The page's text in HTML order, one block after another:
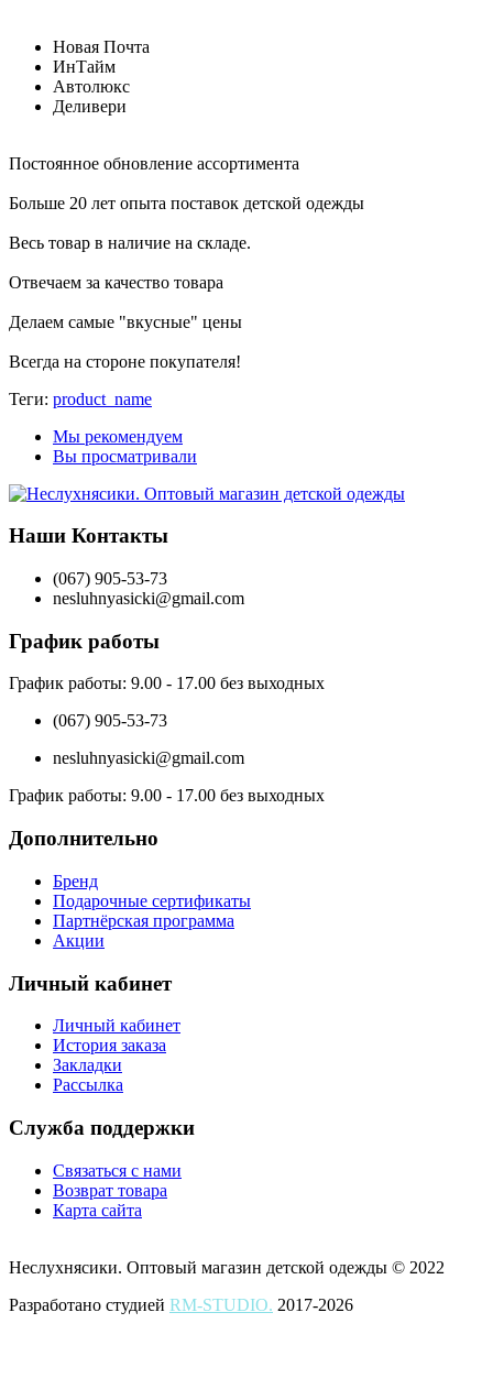
Новая Почта
ИнТайм
Автолюкс
Деливери
Постоянное обновление ассортимента
Больше 20 лет опыта поставок детской одежды
Весь товар в наличие на складе.
Отвечаем за качество товара
Делаем самые "вкусные" цены
Всегда на стороне покупателя!
Теги: product_name
Мы рекомендуем
Вы просматривали
Наши Контакты
(067) 905-53-73
nesluhnyasicki@gmail.com
График работы
График работы: 9.00 - 17.00 без выходных
(067) 905-53-73
nesluhnyasicki@gmail.com
График работы: 9.00 - 17.00 без выходных
Дополнительно
Бренд
Подарочные сертификаты
Партнёрская программа
Акции
Личный кабинет
Личный кабинет
История заказа
Закладки
Рассылка
Служба поддержки
Связаться с нами
Возврат товара
Карта сайта
Неслухнясики. Оптовый магазин детской одежды © 2022
Разработано студией RM-STUDIO. 2017-2026